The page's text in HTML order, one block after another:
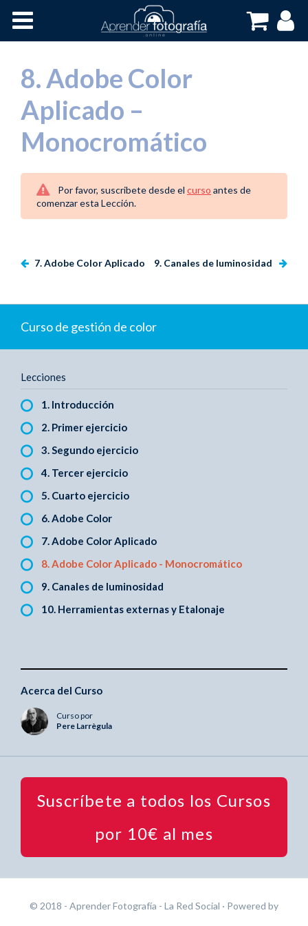
8. Adobe Color
Aplicado –
Monocromático
Por favor, suscribete desde elcurso antes de
comenzar esta Lección.
7. Adobe Color Aplicado 9. Canales de luminosidad
Curso de gestión de color
Lecciones
1. Introducción
2. Primer ejercicio
3. Segundo ejercicio
4. Tercer ejercicio
5. Cuarto ejercicio
6. Adobe Color
7. Adobe Color Aplicado
8. Adobe Color Aplicado - Monocromático
9. Canales de luminosidad
10. Herramientas externas y Etalonaje
Acerca del Curso
Curso por
Pere Larrègula
Suscríbete a todos los Cursos
por 10€ al mes
© 2018 - Aprender Fotografía - La Red Social · Powered by